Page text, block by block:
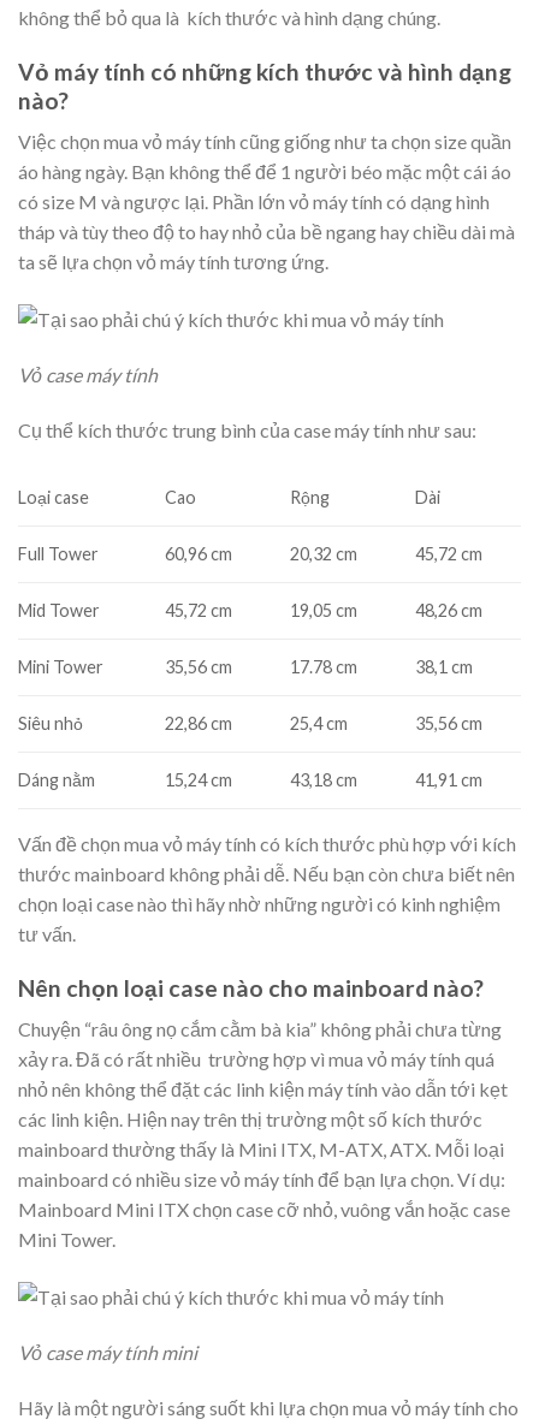
không thể bỏ qua là kích thước và hình dạng chúng.
Vỏ máy tính có những kích thước và hình dạng
nào?
Việc chọn mua vỏ máy tính cũng giống như ta chọn size quần
áo hàng ngày. Bạn không thể để 1 người béo mặc một cái áo
có size M và ngược lại. Phần lớn vỏ máy tính có dạng hình
tháp và tùy theo độ to hay nhỏ của bề ngang hay chiều dài mà
ta sẽ lựa chọn vỏ máy tính tương ứng.
Vỏ case máy tính
Cụ thể kích thước trung bình của case máy tính như sau:
Loại case Cao Rộng Dài
Full Tower 60,96 cm 20,32 cm 45,72 cm
Mid Tower 45,72 cm 19,05 cm 48,26 cm
Mini Tower 35,56 cm 17.78 cm 38,1 cm
Siêu nhỏ 22,86 cm 25,4 cm 35,56 cm
Dáng nằm 15,24 cm 43,18 cm 41,91 cm
Vấn đề chọn mua vỏ máy tính có kích thước phù hợp với kích
thước mainboard không phải dễ. Nếu bạn còn chưa biết nên
chọn loại case nào thì hãy nhờ những người có kinh nghiệm
tư vấn.
Nên chọn loại case nào cho mainboard nào?
Chuyện “râu ông nọ cắm cằm bà kia” không phải chưa từng
xảy ra. Đã có rất nhiều trường hợp vì mua vỏ máy tính quá
nhỏ nên không thể đặt các linh kiện máy tính vào dẫn tới kẹt
các linh kiện. Hiện nay trên thị trường một số kích thước
mainboard thường thấy là Mini ITX, M-ATX, ATX. Mỗi loại
mainboard có nhiều size vỏ máy tính để bạn lựa chọn. Ví dụ:
Mainboard Mini ITX chọn case cỡ nhỏ, vuông vắn hoặc case
Mini Tower.
Vỏ case máy tính mini
Hãy là một người sáng suốt khi lựa chọn mua vỏ máy tính cho